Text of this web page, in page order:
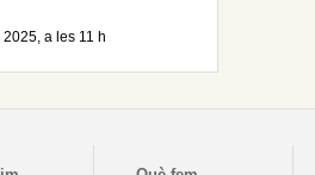
a les 11 h